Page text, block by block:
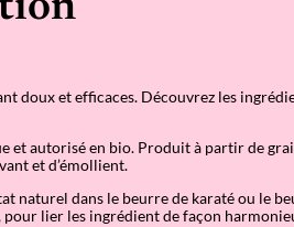
doux et efficaces. Découvrez les
et autorisé en bio. Produit à partir de
et d’émollient.
naturel dans le beurre de karaté ou le
lier les ingrédient de façon